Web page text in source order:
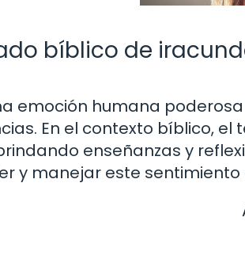
bíblico de
emoción humana
En el contexto bíblico,
enseñanzas y
y manejar este sentimiento